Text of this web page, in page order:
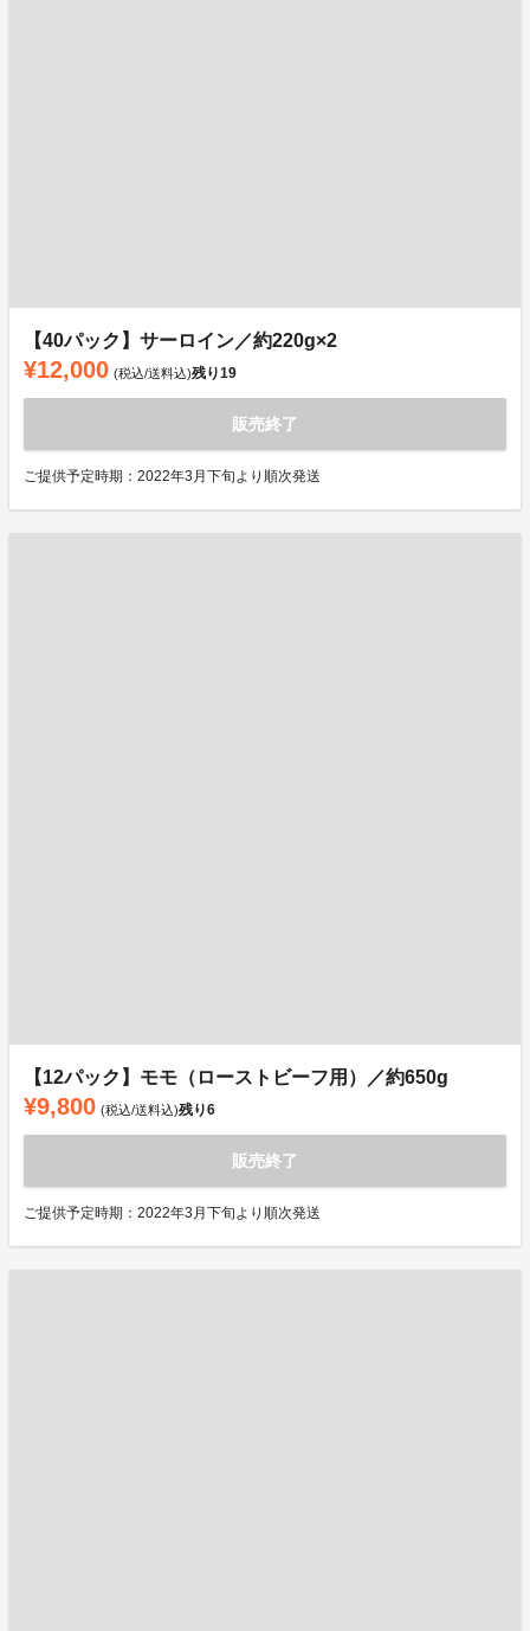
【40パック】サーロイン／約220g×2
¥12,000 (税込/送料込)残り19
販売終了
ご提供予定時期：2022年3月下旬より順次発送
【12パック】モモ（ローストビーフ用）／約650g
¥9,800 (税込/送料込)残り6
販売終了
ご提供予定時期：2022年3月下旬より順次発送